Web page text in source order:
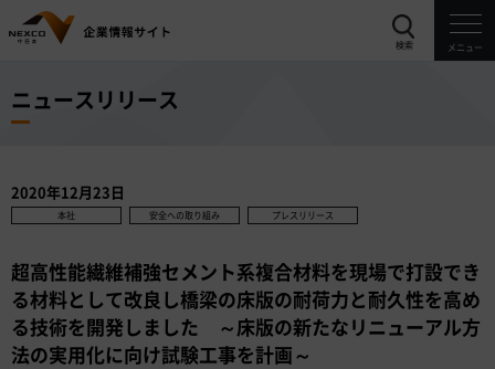
検索 メニュー
ニュースリリース
2020年12月23日
本社 安全への取り組み プレスリリース
超高性能繊維補強セメント系複合材料を現場で打設でき
る材料として改良し橋梁の床版の耐荷力と耐久性を高め
る技術を開発しました ～床版の新たなリニューアル方
法の実用化に向け試験工事を計画～